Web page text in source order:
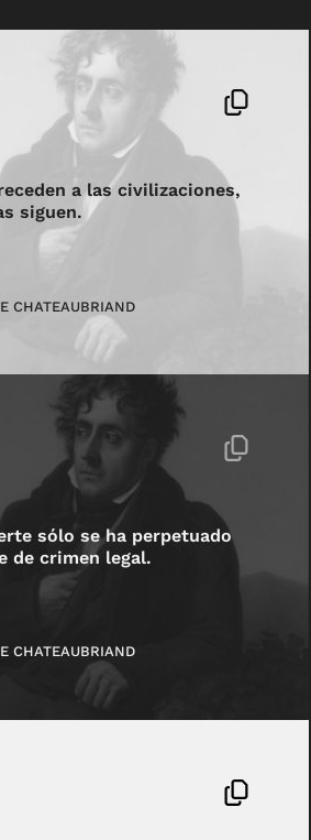
a las civilizaciones,
siguen.
CHATEAUBRIAND
sólo se ha perpetuado
de crimen legal.
CHATEAUBRIAND